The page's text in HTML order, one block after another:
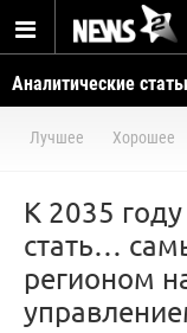
Аналитические
Лучшее Хорошее
К 2035
стать…
регионом